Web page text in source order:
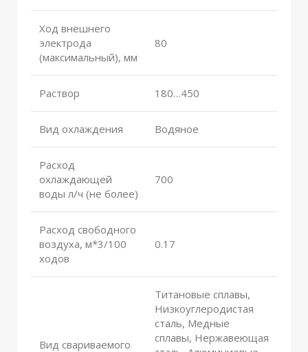
Ход внешнего
электрода
(максимальный), мм
80
Раствор 180…450
Вид охлаждения Водяное
Расход
охлаждающей
воды л/ч (не более)
700
Расход свободного
воздуха, м*3/100
ходов
0.17
Вид свариваемого
Титановые сплавы,
Низкоуглеродистая
сталь, Медные
сплавы, Нержавеющая